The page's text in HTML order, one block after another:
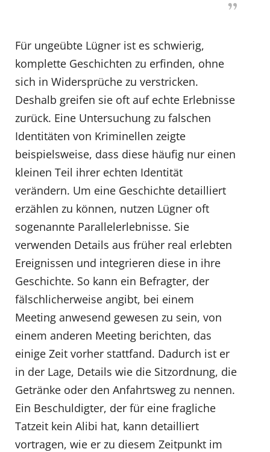
Für ungeübte Lügner ist es schwierig,
komplette Geschichten zu erfinden, ohne
sich in Widersprüche zu verstricken.
Deshalb greifen sie oft auf echte Erlebnisse
zurück. Eine Untersuchung zu falschen
Identitäten von Kriminellen zeigte
beispielsweise, dass diese häufig nur einen
kleinen Teil ihrer echten Identität
verändern. Um eine Geschichte detailliert
erzählen zu können, nutzen Lügner oft
sogenannte Parallelerlebnisse. Sie
verwenden Details aus früher real erlebten
Ereignissen und integrieren diese in ihre
Geschichte. So kann ein Befragter, der
fälschlicherweise angibt, bei einem
Meeting anwesend gewesen zu sein, von
einem anderen Meeting berichten, das
einige Zeit vorher stattfand. Dadurch ist er
in der Lage, Details wie die Sitzordnung, die
Getränke oder den Anfahrtsweg zu nennen.
Ein Beschuldigter, der für eine fragliche
Tatzeit kein Alibi hat, kann detailliert
vortragen, wie er zu diesem Zeitpunkt im